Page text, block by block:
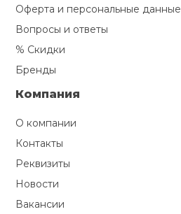
Оферта и персональные данные
Вопросы и ответы
% Скидки
Бренды
Компания
О компании
Контакты
Реквизиты
Новости
Вакансии